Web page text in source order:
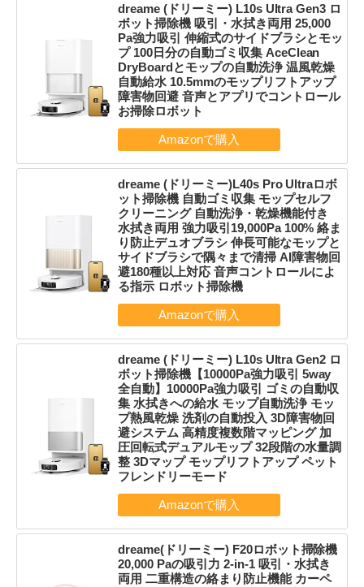
dreame (ドリーミー) L10s Ultra Gen3 ロ
ボット掃除機 吸引・水拭き両用 25,000
Pa強力吸引 伸縮式のサイドブラシとモッ
プ 100日分の自動ゴミ収集 AceClean
DryBoardとモップの自動洗浄 温風乾燥
自動給水 10.5mmのモップリフトアップ
障害物回避 音声とアプリでコントロール
お掃除ロボット
dreame (ドリーミー)L40s Pro Ultraロボ
ット掃除機 自動ゴミ収集 モップセルフ
クリーニング 自動洗浄・乾燥機能付き
水拭き両用 強力吸引19,000Pa 100% 絡ま
り防止デュオブラシ 伸長可能なモップと
サイドブラシで隅々まで清掃 AI障害物回
避180種以上対応 音声コントロールによ
る指示 ロボット掃除機
dreame (ドリーミー) L10s Ultra Gen2 ロ
ボット掃除機【10000Pa強力吸引 5way
全自動】10000Pa強力吸引 ゴミの自動収
集 水拭きへの給水 モップ自動洗浄 モッ
プ熱風乾燥 洗剤の自動投入 3D障害物回
避システム 高精度複数階マッピング 加
圧回転式デュアルモップ 32段階の水量調
整 3Dマップ モップリフトアップ ペット
フレンドリーモード
dreame(ドリーミー) F20ロボット掃除機
20,000 Paの吸引力 2-in-1 吸引・水拭き
両用 二重構造の絡まり防止機能 カーペ